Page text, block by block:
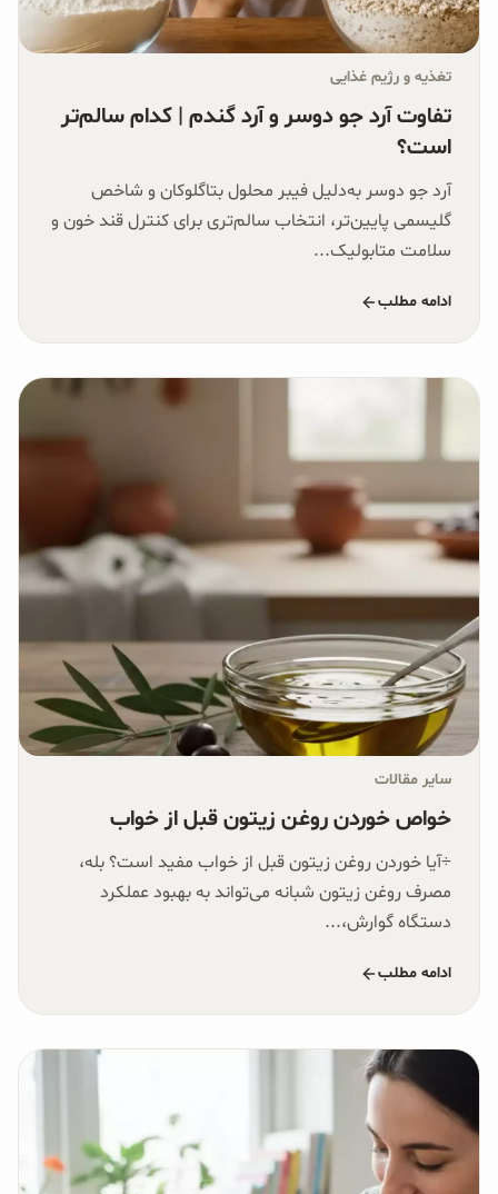
تغذیه و رژیم غذایی
تفاوت آرد جو دوسر و آرد گندم | کدام سالم‌تر
است؟
آرد جو دوسر به‌دلیل فیبر محلول بتاگلوکان و شاخص
گلیسمی پایین‌تر، انتخاب سالم‌تری برای کنترل قند خون و
سلامت متابولیک...
ادامه مطلب
سایر مقالات
خواص خوردن روغن زیتون قبل از خواب
÷آیا خوردن روغن زیتون قبل از خواب مفید است؟ بله،
مصرف روغن زیتون شبانه می‌تواند به بهبود عملکرد
دستگاه گوارش،...
ادامه مطلب